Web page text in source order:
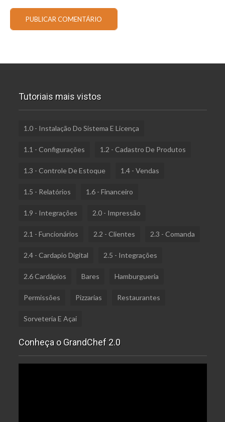
Tutoriais mais vistos
1.0 - Instalação Do Sistema E Licença
1.1 - Configurações 1.2 - Cadastro De Produtos
1.3 - Controle De Estoque 1.4 - Vendas
1.5 - Relatórios 1.6 - Financeiro
1.9 - Integrações 2.0 - Impressão
2.1 - Funcionários 2.2 - Clientes 2.3 - Comanda
2.4 - Cardapio Digital 2.5 - Integrações
2.6 Cardápios Bares Hamburgueria
Permissões Pizzarias Restaurantes
Sorveteria E Açai
Conheça o GrandChef 2.0